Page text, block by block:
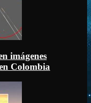
imágenes
Colombia